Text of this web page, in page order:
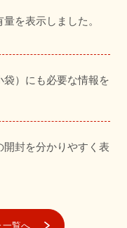
を表示しました。
）にも必要な情報を
封を分かりやすく表
一覧へ